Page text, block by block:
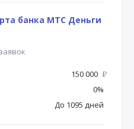
банка МТС Деньги
150 000 Р
0%
До 1095 дней